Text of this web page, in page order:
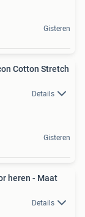
Gisteren
Cotton Stretch
Details
Gisteren
heren - Maat
Details